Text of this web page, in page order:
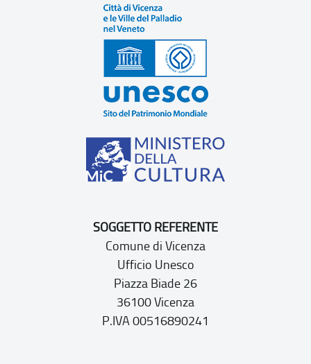
SOGGETTO REFERENTE
Comune di Vicenza
Ufficio Unesco
Piazza Biade 26
36100 Vicenza
P.IVA 00516890241